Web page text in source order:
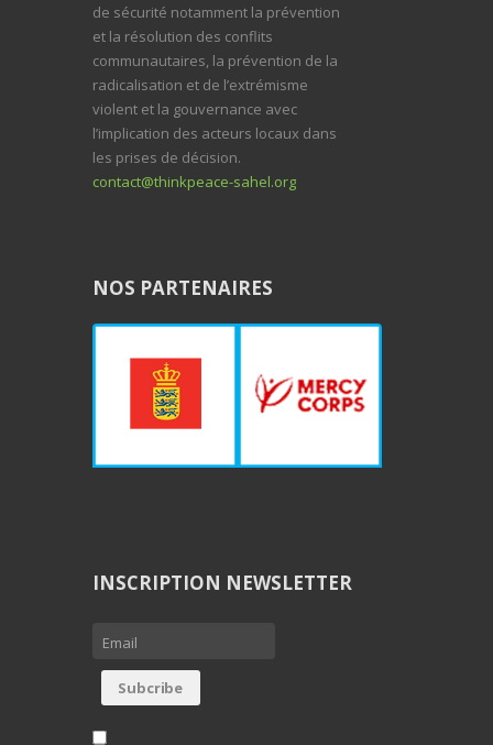
de sécurité notamment la prévention
et la résolution des conflits
communautaires, la prévention de la
radicalisation et de l’extrémisme
violent et la gouvernance avec
l’implication des acteurs locaux dans
les prises de décision.
contact@thinkpeace-sahel.org
NOS PARTENAIRES
INSCRIPTION NEWSLETTER